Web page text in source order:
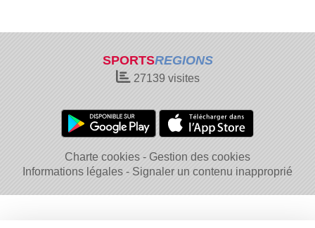
SPORTSREGIONS
27139 visites
Charte cookies
Gestion des cookies
Informations légales
Signaler un contenu inapproprié